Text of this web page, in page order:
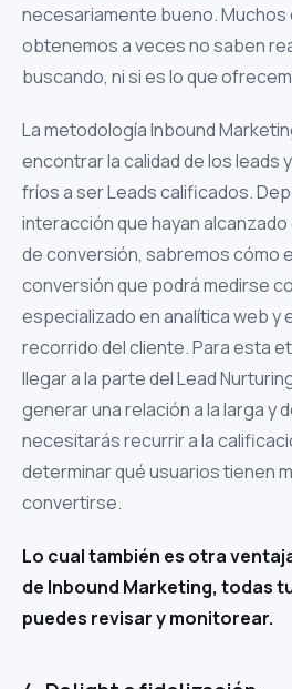
necesariamente bueno. Muchos
obtenemos a veces no saben
buscando, ni si es lo que
La metodología Inbound
encontrar la calidad de los leads
fríos a ser Leads calificados.
interacción que hayan
de conversión, sabremos cómo
conversión que podrá medirse
especializado en analítica web y
recorrido del cliente. Para esta
llegar a la parte del Lead
generar una relación a la larga y
necesitarás recurrir a la
determinar qué usuarios tienen
convertirse.
Lo cual también es otra
de Inbound Marketing, todas
puedes revisar y monitorear.